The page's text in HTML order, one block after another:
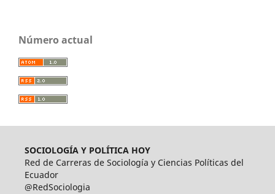
Número actual
SOCIOLOGÍA Y POLÍTICA HOY
Red de Carreras de Sociología y Ciencias Políticas del
Ecuador
@RedSociologia